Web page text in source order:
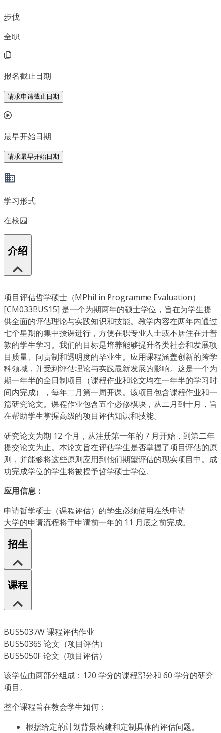
步伐
全职
报名截止日期
请求申请截止日期
最早开始日期
请求最早开始日期
学习形式
在校园
介绍
项目评估哲学硕士（MPhil in Programme Evaluation）
[CM033BUS15] 是一个为期两年的硕士学位，旨在为学生提
供全面的评估理论与实践知识和技能。教学内容在两年内通过
七个星期的集中授课进行，方便在职专业人士或不居住在开普
敦的学生学习。我们的目标是培养能够提升各类社会和发展项
目质量、问责制和透明度的毕业生。应用课程涵盖创新的跨学
科领域，并受到评估理论与实践最新发展的影响。这是一个为
期一年半的全日制项目（课程作业和论文均在一年半的学习时
间内完成），每年二月第一周开课。该项目包含课程作业和一
篇研究论文。课程作业包含五个必修模块，从二月到十月，旨
在帮助学生掌握高级的项目评估知识和技能。
研究论文为期 12 个月，从注册第一年的 7 月开始，到第二年
提交论文为止。本论文旨在评估学生是否掌握了项目评估的原
则，并能够将这些原则应用到他们期望评估的现实项目中。成
功完成学位的学生将被授予哲学硕士学位。
应用信息：
申请哲学硕士（课程评估）的学生必须使用在线申请
大学的申请流程将于申请前一年的 11 月底之前完成。
招生
课程
BUS5037W 课程评估作业
BUS5036S 论文（项目评估）
BUS5050F 论文（项目评估）
该学位由两部分组成：120 学分的课程部分和 60 学分的研究
项目。
整个课程旨在教会学生如何：
根据给定的计划背景构建和定制具体的评估问题。